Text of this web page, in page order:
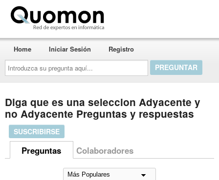
Introduzca
su
pregunta
aquí...
Home Iniciar Sesión Registro
Diga que es una seleccion Adyacente y
no Adyacente Preguntas y respuestas
SUSCRIBIRSE
Preguntas Colaboradores